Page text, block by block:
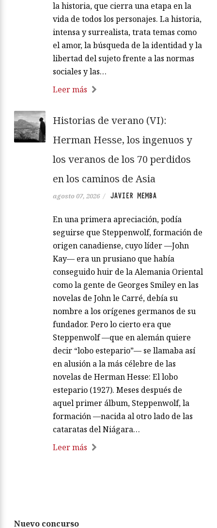
la historia, que cierra una etapa en la
vida de todos los personajes. La historia,
intensa y surrealista, trata temas como
el amor, la búsqueda de la identidad y la
libertad del sujeto frente a las normas
sociales y las…
Leer más
Historias de verano (VI):
Herman Hesse, los ingenuos y
los veranos de los 70 perdidos
en los caminos de Asia
agosto 07, 2026 / JAVIER MEMBA
En una primera apreciación, podía
seguirse que Steppenwolf, formación de
origen canadiense, cuyo líder —John
Kay— era un prusiano que había
conseguido huir de la Alemania Oriental
como la gente de Georges Smiley en las
novelas de John le Carré, debía su
nombre a los orígenes germanos de su
fundador. Pero lo cierto era que
Steppenwolf —que en alemán quiere
decir “lobo estepario”— se llamaba así
en alusión a la más célebre de las
novelas de Herman Hesse: El lobo
estepario (1927). Meses después de
aquel primer álbum, Steppenwolf, la
formación —nacida al otro lado de las
cataratas del Niágara…
Leer más
Nuevo concurso